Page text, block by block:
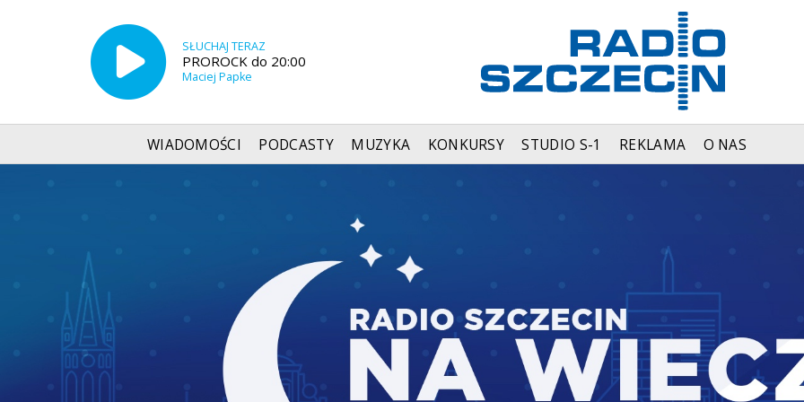
SŁUCHAJ TERAZ
PROROCK do 20:00
Maciej Papke
WIADOMOŚCI PODCASTY MUZYKA KONKURSY STUDIO S-1 REKLAMA O NAS